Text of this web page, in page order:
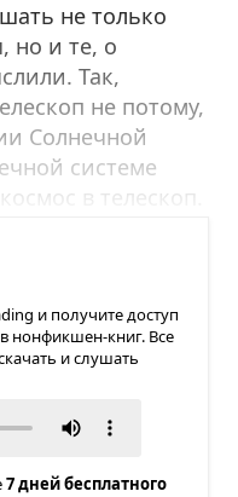
не только
но и те, о
Так,
не потому,
Солнечной
системе
в телескоп.
и получите доступ
нонфикшен-книг. Все
и слушать
7 дней бесплатного